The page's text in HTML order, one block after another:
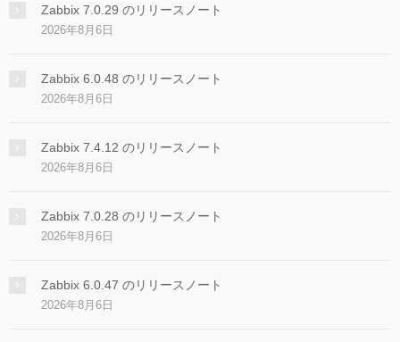
Zabbix 7.0.29 のリリースノート
2026年8月6日
Zabbix 6.0.48 のリリースノート
2026年8月6日
Zabbix 7.4.12 のリリースノート
2026年8月6日
Zabbix 7.0.28 のリリースノート
2026年8月6日
Zabbix 6.0.47 のリリースノート
2026年8月6日